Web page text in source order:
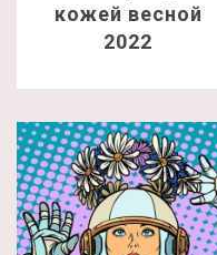
кожей весной
2022